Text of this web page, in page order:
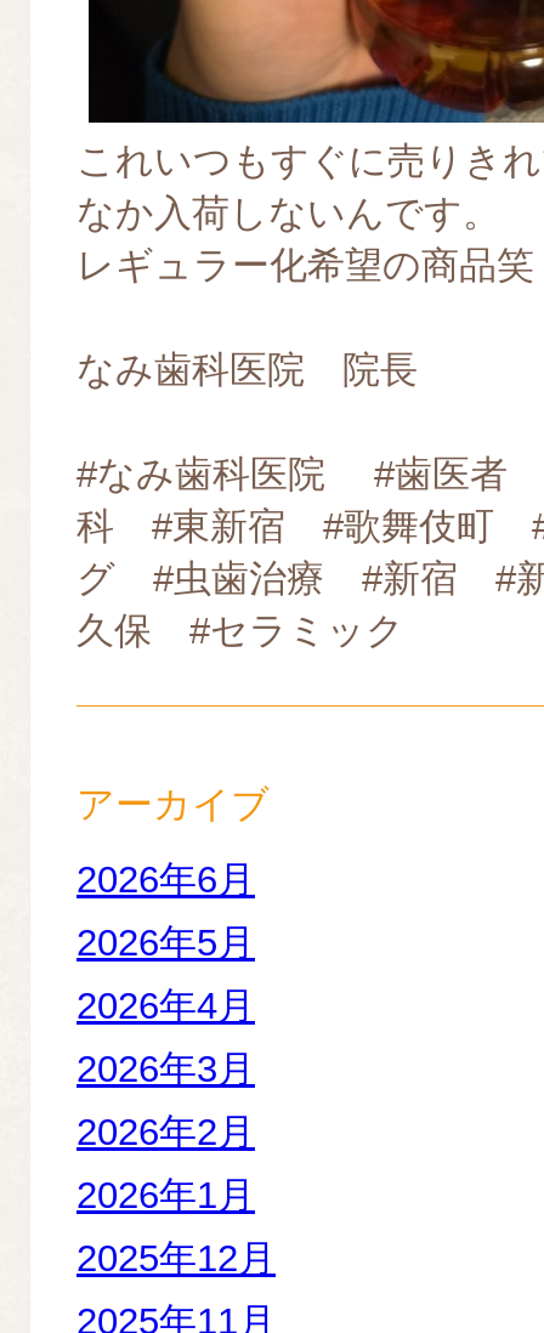
これいつもすぐに売りき
なか入荷しないんです。
レギュラー化希望の商品笑
なみ歯科医院 院長
#なみ歯科医院 #歯医者
科 #東新宿 #歌舞伎町 #
グ #虫歯治療 #新宿 #
久保 #セラミック
アーカイブ
2026年6月
2026年5月
2026年4月
2026年3月
2026年2月
2026年1月
2025年12月
2025年11月